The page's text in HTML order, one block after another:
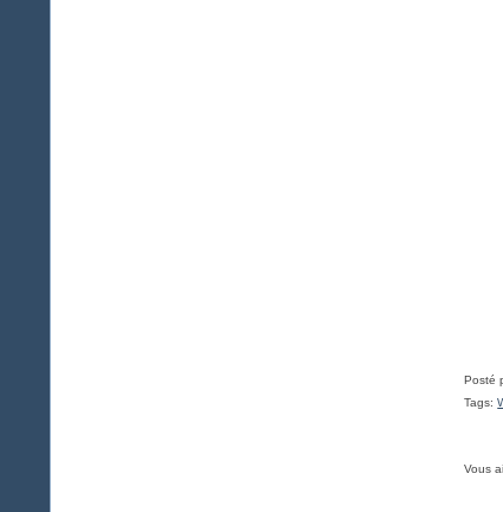
Posté
Tags:
Vous